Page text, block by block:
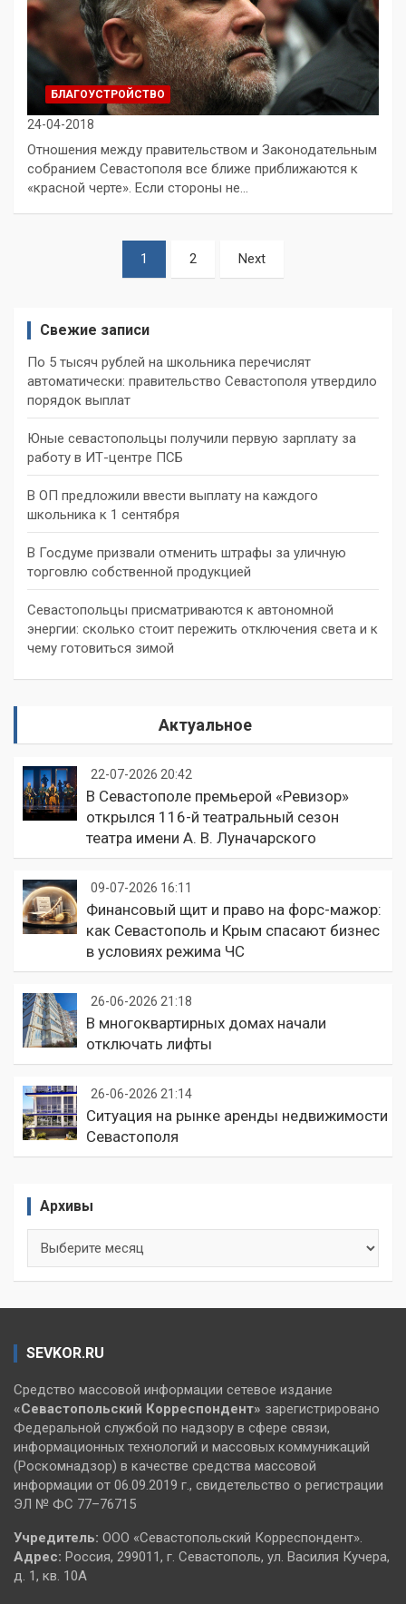
БЛАГОУСТРОЙСТВО
24-04-2018
Отношения между правительством и Законодательным
собранием Севастополя все ближе приближаются к
«красной черте». Если стороны не…
1 2 Next
Свежие записи
По 5 тысяч рублей на школьника перечислят
автоматически: правительство Севастополя утвердило
порядок выплат
Юные севастопольцы получили первую зарплату за
работу в ИТ-центре ПСБ
В ОП предложили ввести выплату на каждого
школьника к 1 сентября
В Госдуме призвали отменить штрафы за уличную
торговлю собственной продукцией
Севастопольцы присматриваются к автономной
энергии: сколько стоит пережить отключения света и к
чему готовиться зимой
Актуальное
22-07-2026 20:42
В Севастополе премьерой «Ревизор»
открылся 116-й театральный сезон
театра имени А. В. Луначарского
09-07-2026 16:11
Финансовый щит и право на форс-мажор:
как Севастополь и Крым спасают бизнес
в условиях режима ЧС
26-06-2026 21:18
В многоквартирных домах начали
отключать лифты
26-06-2026 21:14
Ситуация на рынке аренды недвижимости
Севастополя
Архивы
SEVKOR.RU
Средство массовой информации сетевое издание
«Севастопольский Корреспондент» зарегистрировано
Федеральной службой по надзору в сфере связи,
информационных технологий и массовых коммуникаций
(Роскомнадзор) в качестве средства массовой
информации от 06.09.2019 г., свидетельство о регистрации
ЭЛ № ФС 77–76715
Учредитель: ООО «Севастопольский Корреспондент».
Адрес: Россия, 299011, г. Севастополь, ул. Василия Кучера,
д. 1, кв. 10А